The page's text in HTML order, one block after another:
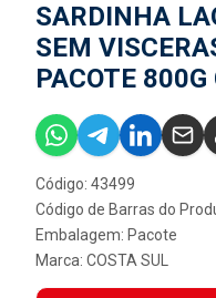
SARDINHA
SEM
PACOTE
Código: 43499
Código de Barras do
Embalagem: Pacote
Marca: COSTA SUL